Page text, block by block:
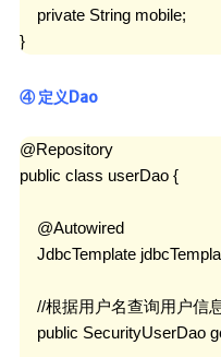
    private String mobile;
}
④ 定义Dao
@Repository
public class userDao {
    @Autowired
JdbcTemplate
//根据用户名查询用户信
public